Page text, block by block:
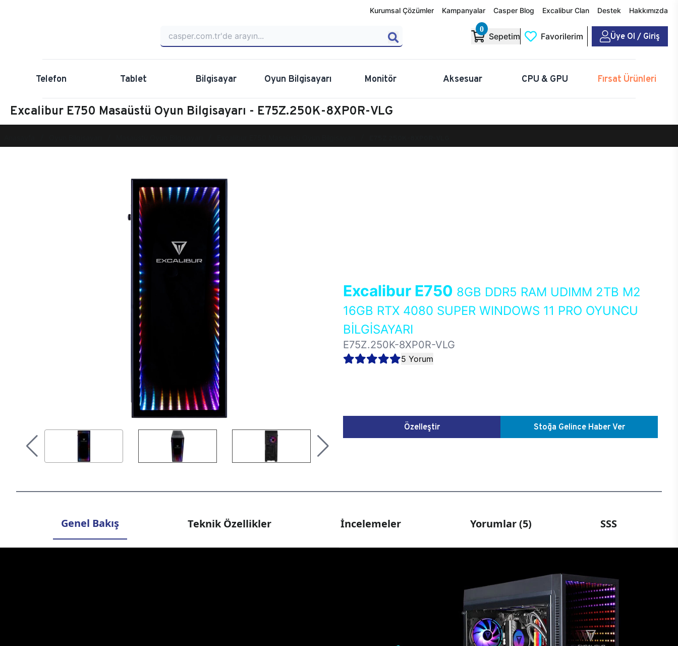
Kurumsal Çözümler Kampanyalar Casper Blog Excalibur Clan Destek Hakkımızda
0
Sepetim Favorilerim Üye Ol / Giriş
Telefon Tablet Bilgisayar Oyun Bilgisayarı Monitör Aksesuar CPU & GPU Fırsat Ürünleri
Excalibur E750 Masaüstü Oyun Bilgisayarı - E75Z.250K-8XP0R-VLG
Excalibur E750 8GB DDR5 RAM UDIMM 2TB M2
16GB RTX 4080 SUPER WINDOWS 11 PRO OYUNCU
BİLGİSAYARI
E75Z.250K-8XP0R-VLG
5 Yorum
Özelleştir Stoğa Gelince Haber Ver
Genel Bakış Teknik Özellikler İncelemeler Yorumlar (5) SSS